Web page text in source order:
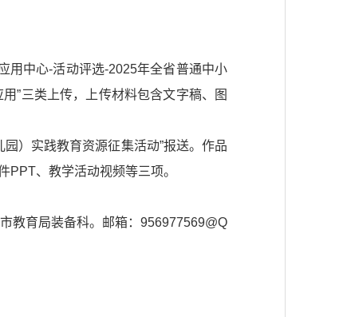
用中心-活动评选-2025年全省普通中小
”三类上传，上传材料包含文字稿、图
）实践教育资源征集活动”报送。作品
PPT、教学活动视频等三项。
教育局装备科。邮箱：956977569@Q